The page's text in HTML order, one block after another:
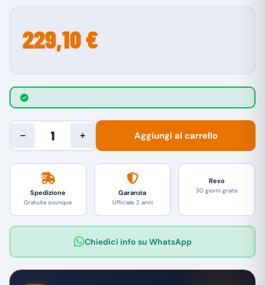
229,10 €
− + Aggiungi al carrello
Spedizione
Gratuita ovunque
Garanzia
Ufficiale 2 anni
Reso
30 giorni gratis
Chiedici info su WhatsApp